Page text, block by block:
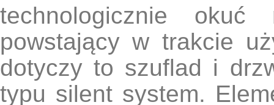
technologicznie okuć
powstający w trakcie
dotyczy to szuflad i
typu silent system.